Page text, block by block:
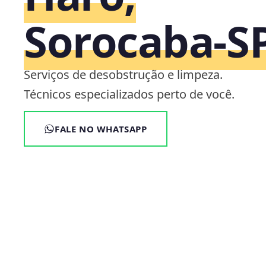
Serviços de desobstrução e limpeza.
Técnicos especializados perto de você.
FALE NO WHATSAPP